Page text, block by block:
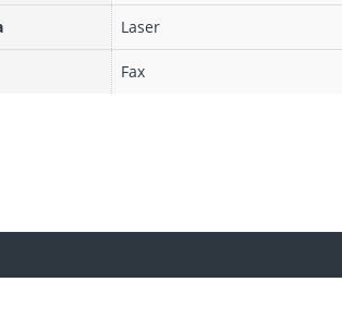
Laser
Fax